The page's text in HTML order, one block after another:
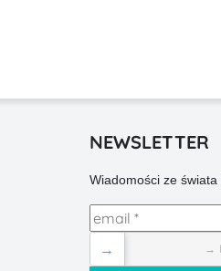
NEWSLETTER
Wiadomości ze
→
→